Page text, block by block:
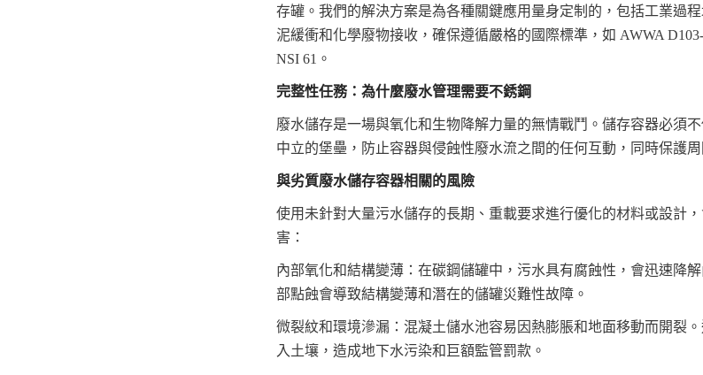
存罐。我們的解決方案是為各種關鍵應用量身定制的，包括工業過
泥緩衝和化學廢物接收，確保遵循嚴格的國際標準，如 AWWA
NSI 61。
完整性任務：為什麼廢水管理需要不銹鋼
廢水儲存是一場與氧化和生物降解力量的無情戰鬥。儲存容器必須
中立的堡壘，防止容器與侵蝕性廢水流之間的任何互動，同時保護
與劣質廢水儲存容器相關的風險
使用未針對大量污水儲存的長期、重載要求進行優化的材料或設計
害：
內部氧化和結構變薄：在碳鋼儲罐中，污水具有腐蝕性，會迅速降
部點蝕會導致結構變薄和潛在的儲罐災難性故障。
微裂紋和環境滲漏：混凝土儲水池容易因熱膨脹和地面移動而開裂
入土壤，造成地下水污染和巨額監管罰款。